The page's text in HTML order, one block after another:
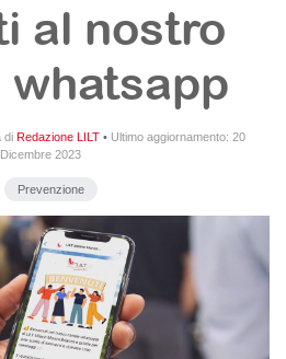
al nostro
whatsapp
di Redazione LILT • Ultimo aggiornamento: 20
Dicembre 2023
Prevenzione